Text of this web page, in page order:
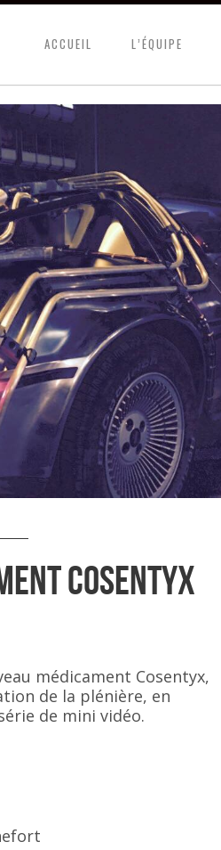
ACCUEIL L’ÉQUIPE
Cosentyx
médicament Cosentyx,
de la plénière, en
de mini vidéo.